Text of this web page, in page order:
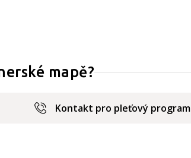
mapě?
Kontakt pro pleťový program